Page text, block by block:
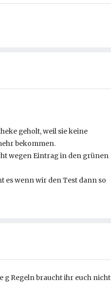
geholt, weil sie keine
bekommen.
wegen Eintrag in den grünen
es wenn wir den Test dann so
Regeln braucht ihr euch nicht